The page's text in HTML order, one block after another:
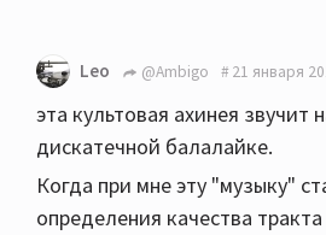
Leo @Ambigo 21 января
эта культовая ахинея звучит
дискатечной балалайке.
Когда при мне эту "музыку"
определения качества